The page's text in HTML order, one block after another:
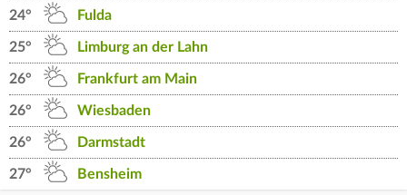
24° Fulda
25° Limburg an der Lahn
26° Frankfurt am Main
26° Wiesbaden
26° Darmstadt
27° Bensheim